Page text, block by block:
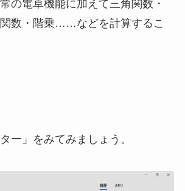
の電卓機能に加えて三角関数・
数・階乗……などを計算するこ
ー」をみてみましょう。